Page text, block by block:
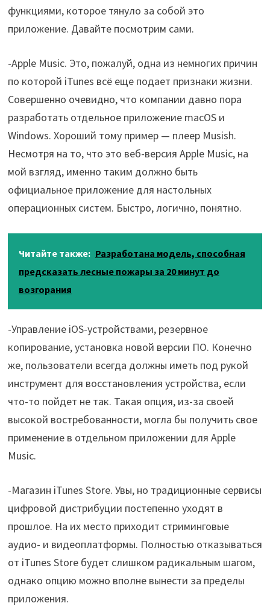
функциями, которое тянуло за собой это
приложение. Давайте посмотрим сами.
-Apple Music. Это, пожалуй, одна из немногих причин
по которой iTunes всё еще подает признаки жизни.
Совершенно очевидно, что компании давно пора
разработать отдельное приложение macOS и
Windows. Хороший тому пример — плеер Musish.
Несмотря на то, что это веб-версия Apple Music, на
мой взгляд, именно таким должно быть
официальное приложение для настольных
операционных систем. Быстро, логично, понятно.
Читайте также: Разработана модель, способная
предсказать лесные пожары за 20 минут до
возгорания
-Управление iOS-устройствами, резервное
копирование, установка новой версии ПО. Конечно
же, пользователи всегда должны иметь под рукой
инструмент для восстановления устройства, если
что-то пойдет не так. Такая опция, из-за своей
высокой востребованности, могла бы получить свое
применение в отдельном приложении для Apple
Music.
-Магазин iTunes Store. Увы, но традиционные сервисы
цифровой дистрибуции постепенно уходят в
прошлое. На их место приходит стриминговые
аудио- и видеоплатформы. Полностью отказываться
от iTunes Store будет слишком радикальным шагом,
однако опцию можно вполне вынести за пределы
приложения.